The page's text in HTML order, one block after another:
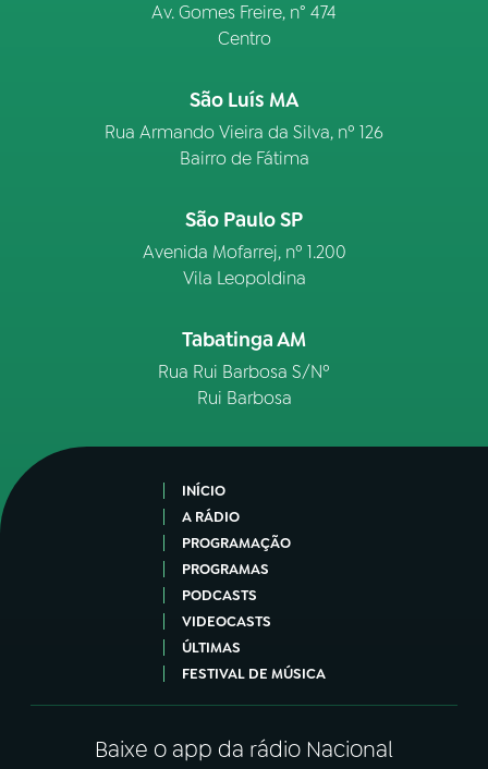
Av. Gomes Freire, n° 474
Centro
São Luís MA
Rua Armando Vieira da Silva, nº 126
Bairro de Fátima
São Paulo SP
Avenida Mofarrej, nº 1.200
Vila Leopoldina
Tabatinga AM
Rua Rui Barbosa S/Nº
Rui Barbosa
INÍCIO
A RÁDIO
PROGRAMAÇÃO
PROGRAMAS
PODCASTS
VIDEOCASTS
ÚLTIMAS
FESTIVAL DE MÚSICA
Baixe o app da rádio Nacional